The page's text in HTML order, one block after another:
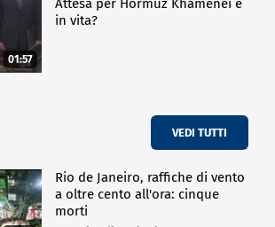
01:57
Attesa per Hormuz Khamenei è
in vita?
VEDI TUTTI
Rio de Janeiro, raffiche di vento
a oltre cento all'ora: cinque
morti